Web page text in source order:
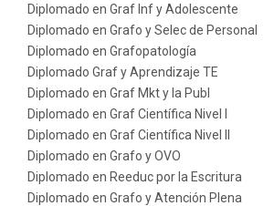
Diplomado en Graf Inf y Adolescente
Diplomado en Grafo y Selec de Personal
Diplomado en Grafopatología
Diplomado Graf y Aprendizaje TE
Diplomado en Graf Mkt y la Publ
Diplomado en Graf Científica Nivel I
Diplomado en Graf Científica Nivel II
Diplomado en Grafo y OVO
Diplomado en Reeduc por la Escritura
Diplomado en Grafo y Atención Plena